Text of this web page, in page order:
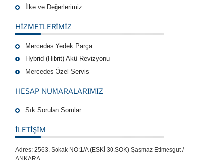
İlke ve Değerlerimiz
HIZMETLERIMIZ
Mercedes Yedek Parça
Hybrid (Hibrit) Akü Revizyonu
Mercedes Özel Servis
HESAP NUMARALARIMIZ
Sık Sorulan Sorular
İLETİŞİM
Adres: 2563. Sokak NO:1/A (ESKİ 30.SOK) Şaşmaz Etimesgut /